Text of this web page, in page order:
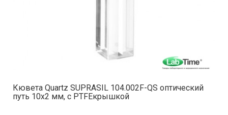
Кювета Quartz SUPRASIL 104.002F-QS оптический
путь 10х2 мм, с PTFEкрышкой